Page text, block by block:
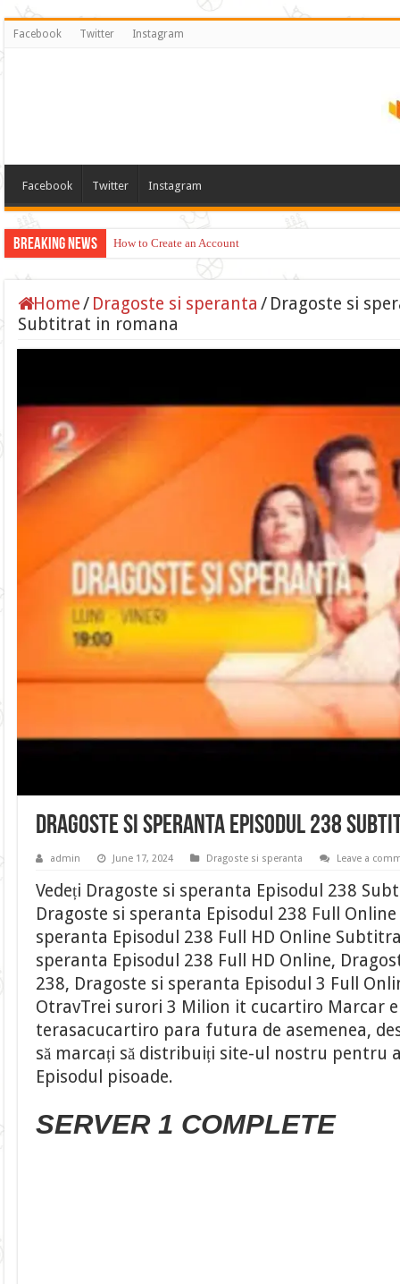
Facebook Twitter Instagram
Facebook Twitter Instagram
Breaking News How to Create an Account
Home/ Dragoste si speranta / Dragoste si
Subtitrat in romana
Dragoste si speranta Episodul 238
admin June 17, 2024 Dragoste si speranta Leave a
Vedeți Dragoste si speranta Episodul 238
Dragoste si speranta Episodul 238 Full
speranta Episodul 238 Full HD Online
speranta Episodul 238 Full HD Online,
238, Dragoste si speranta Episodul 3 Full
OtravTrei surori 3 Milion it cucartiro Marcar
terasacucartiro para futura de asemenea,
să marcați să distribuiți site-ul nostru pentru
Episodul pisoade.
SERVER 1 COMPLETE